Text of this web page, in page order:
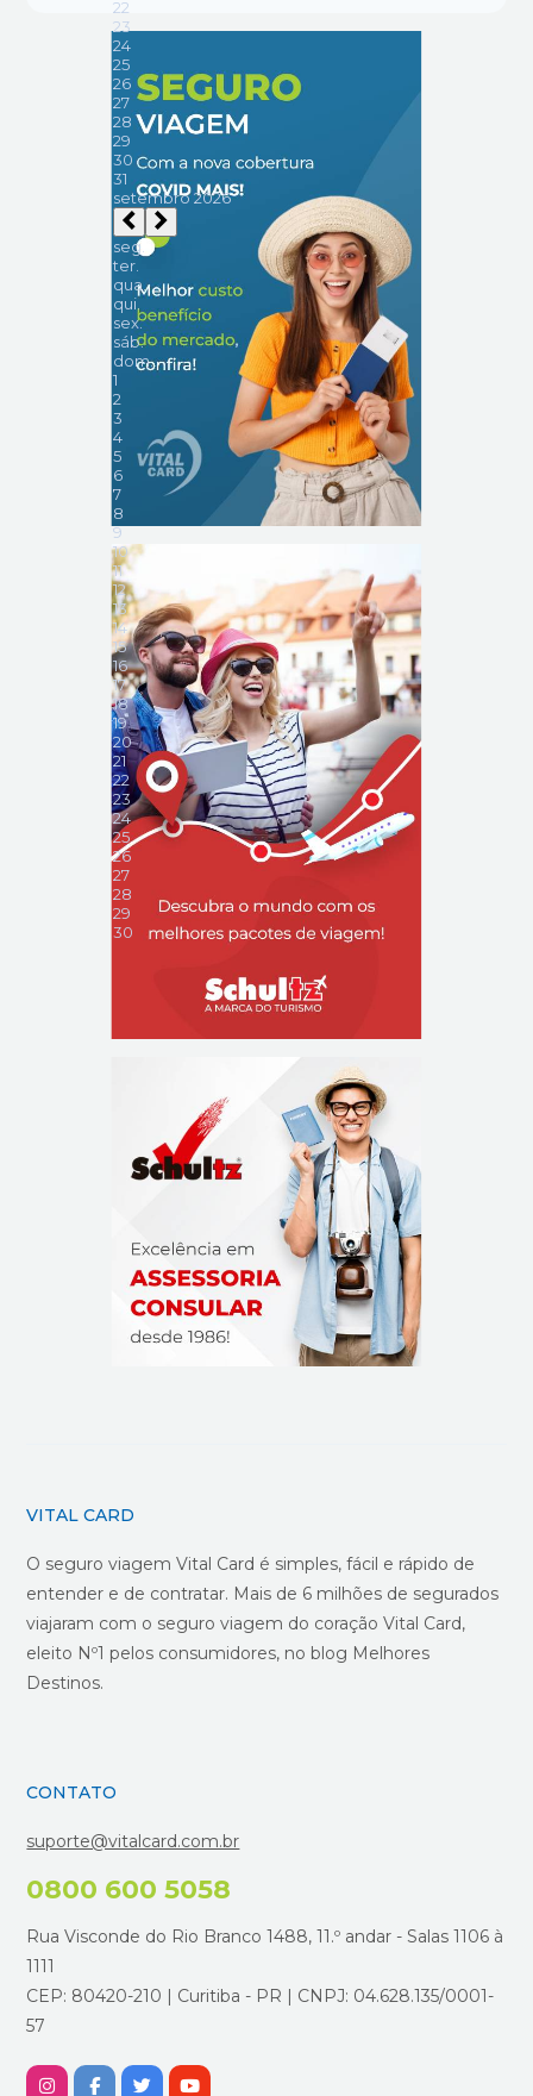
VITAL CARD
O seguro viagem Vital Card é simples, fácil e rápido de
entender e de contratar. Mais de 6 milhões de segurados
viajaram com o seguro viagem do coração Vital Card,
eleito Nº1 pelos consumidores, no blog Melhores
Destinos.
CONTATO
suporte@vitalcard.com.br
0800 600 5058
Rua Visconde do Rio Branco 1488, 11.º andar - Salas 1106 à
1111
CEP: 80420-210 | Curitiba - PR | CNPJ: 04.628.135/0001-
57